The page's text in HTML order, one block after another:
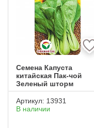
Семена Капуста
китайская Пак-чой
Зеленый шторм
Артикул: 13931
В наличии